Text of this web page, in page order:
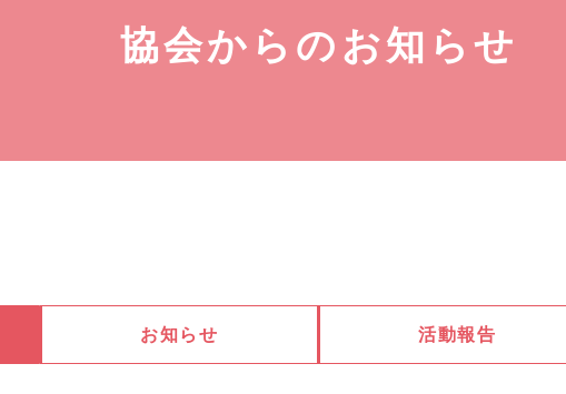
交通安全協力金の活用事業
講習時間
協会からのお知らせ
お知らせ 活動報告